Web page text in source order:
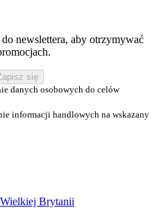
do newslettera, aby otrzymywać
danych osobowych do celów
informacji handlowych na wskazany
Brytanii